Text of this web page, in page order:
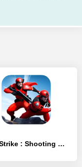
Pact Strike : Shooting Online - [Взлом/МОД Бесконечные деньги]